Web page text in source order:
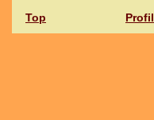
Top Profil